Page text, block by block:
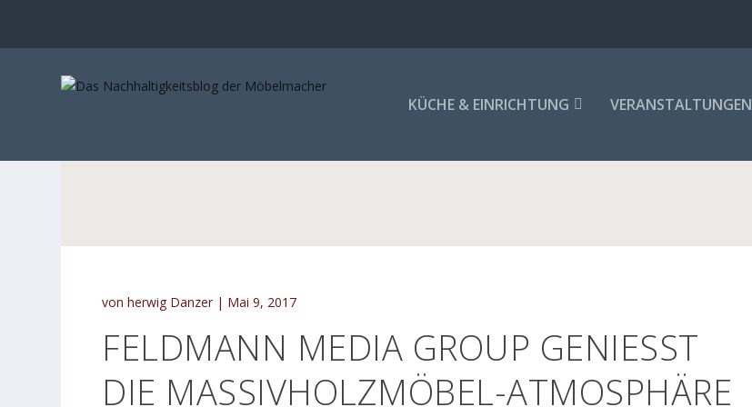
KÜCHE & EINRICHTUNG VERANSTALTUNGEN
vonherwig Danzer | Mai 9, 2017
FELDMANN MEDIA GROUP GENIESST D
IE MASSIVHOLZMÖBEL-ATMOSPHÄRE D